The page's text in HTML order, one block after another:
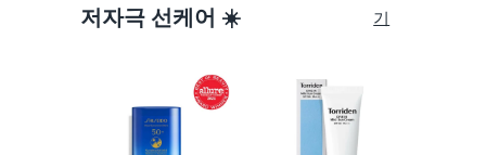
저자극 선케어 ☀️
기